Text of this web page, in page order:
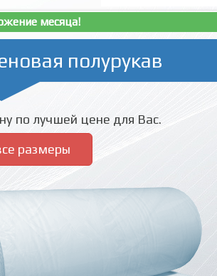
месяца!
полурукав
по лучшей цене для Вас.
размеры